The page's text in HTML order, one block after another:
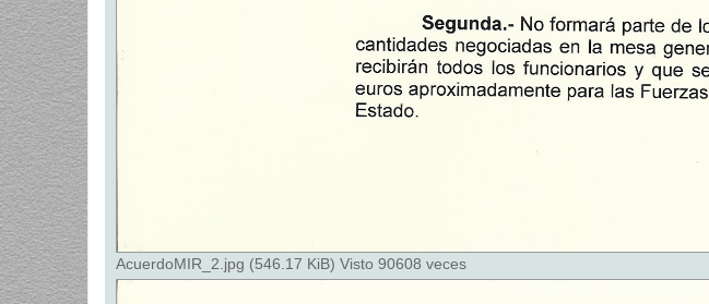
AcuerdoMIR_2.jpg (546.17 KiB) Visto 90608 veces